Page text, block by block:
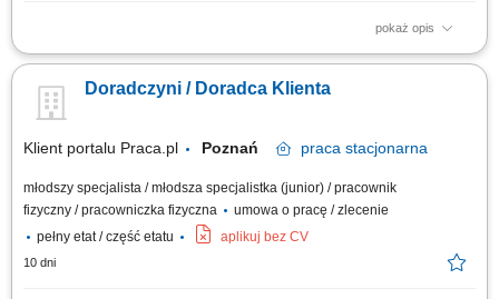
pokaż opis
Codzienny kontakt z klientami i wsparcie ich w podejmowaniu decyzji
proponowanie najlepszych rozwiązań. Obsługa zamówień i
koordynowanie ich realizacji. Uzupełnianie produktów na półkach oraz
Doradczyni / Doradca Klienta
Klient portalu Praca.pl Poznań praca stacjonarna
młodszy specjalista / młodsza specjalistka (junior) / pracownik
fizyczny / pracowniczka fizyczna
umowa o pracę / zlecenie
pełny etat / część etatu
aplikuj bez CV
10 dni